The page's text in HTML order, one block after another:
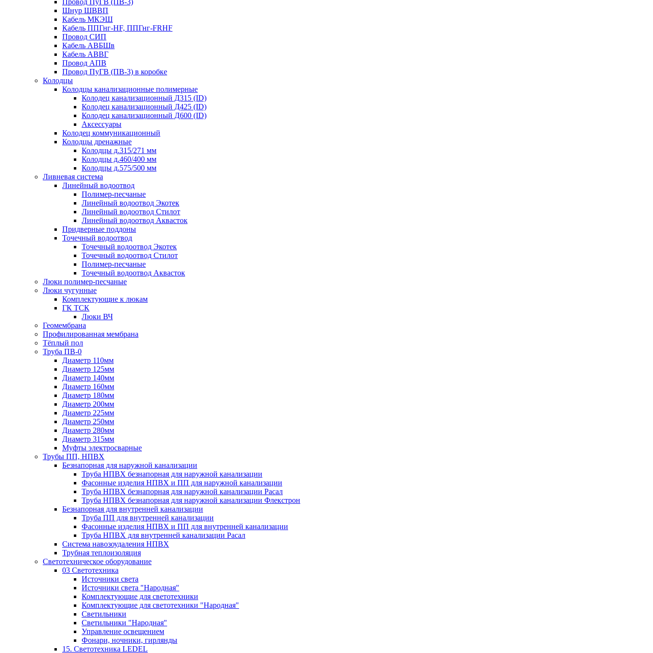
Шнур ШВВП
Кабель МКЭШ
Кабель ППГнг-HF, ППГнг-FRHF
Провод СИП
Кабель АВБШв
Кабель АВВГ
Провод АПВ
Провод ПуГВ (ПВ-3) в коробке
Колодцы
Колодцы канализационные полимерные
Колодец канализационный Д315 (ID)
Колодец канализационный Д425 (ID)
Колодец канализационный Д600 (ID)
Аксессуары
Колодец коммуникационный
Колодцы дренажные
Колодцы д.315/271 мм
Колодцы д.460/400 мм
Колодцы д.575/500 мм
Ливневая система
Линейный водоотвод
Полимер-песчаные
Линейный водоотвод Экотек
Линейный водоотвод Стилот
Линейный водоотвод Аквасток
Придверные поддоны
Точечный водоотвод
Точечный водоотвод Экотек
Точечный водоотвод Стилот
Полимер-песчаные
Точечный водоотвод Аквасток
Люки полимер-песчаные
Люки чугунные
Комплектующие к люкам
ГК ТСК
Люки ВЧ
Геомембрана
Профилированная мембрана
Тёплый пол
Труба ПВ-0
Диаметр 110мм
Диаметр 125мм
Диаметр 140мм
Диаметр 160мм
Диаметр 180мм
Диаметр 200мм
Диаметр 225мм
Диаметр 250мм
Диаметр 280мм
Диаметр 315мм
Муфты электросварные
Трубы ПП, НПВХ
Безнапорная для наружной канализации
Труба НПВХ безнапорная для наружной канализации
Фасонные изделия НПВХ и ПП для наружной канализации
Труба НПВХ безнапорная для наружной канализации Расал
Труба НПВХ безнапорная для наружной канализации Флекстрон
Безнапорная для внутренней канализации
Труба ПП для внутренней канализации
Фасонные изделия НПВХ и ПП для внутренней канализации
Труба НПВХ для внутренней канализации Расал
Система навозоудаления НПВХ
Трубная теплоизоляция
Светотехническое оборудование
03 Светотехника
Источники света
Источники света "Народная"
Комплектующие для светотехники
Комплектующие для светотехники "Народная"
Светильники
Светильники "Народная"
Управление освещением
Фонари, ночники, гирлянды
15. Светотехника LEDEL